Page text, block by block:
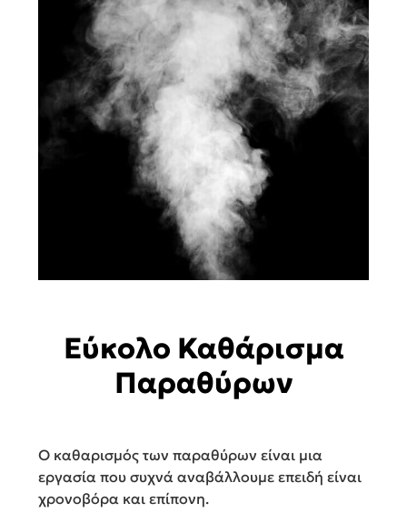
Εύκολο Καθάρισμα
Παραθύρων
Ο καθαρισμός των παραθύρων είναι μια
εργασία που συχνά αναβάλλουμε επειδή είναι
χρονοβόρα και επίπονη.